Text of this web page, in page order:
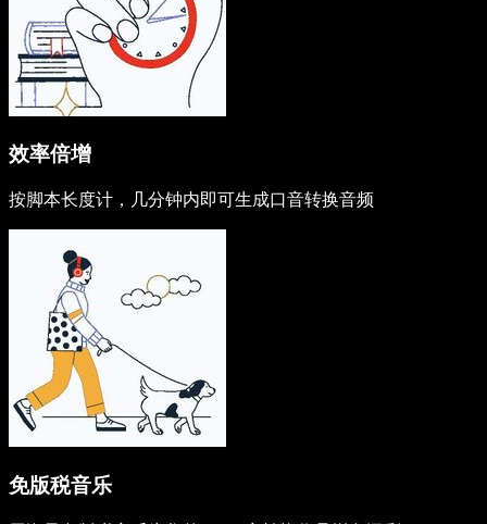
效率倍增
按脚本长度计，几分钟内即可生成口音转换音频
免版税音乐